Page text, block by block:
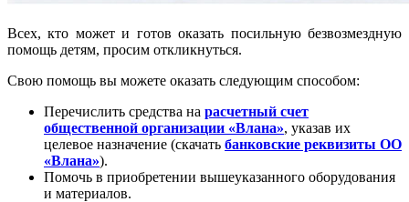
Всех, кто может и готов оказать посильную безвозмездную
помощь детям, просим откликнуться.
Свою помощь вы можете оказать следующим способом:
Перечислить средства на расчетный счет
общественной организации «Влана», указав их
целевое назначение (скачать банковские реквизиты ОО
«Влана»).
Помочь в приобретении вышеуказанного оборудования
и материалов.